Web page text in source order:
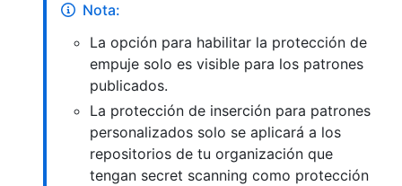
Nota:
La opción para habilitar la protección de
empuje solo es visible para los patrones
publicados.
La protección de inserción para patrones
personalizados solo se aplicará a los
repositorios de tu organización que
tengan secret scanning como protección